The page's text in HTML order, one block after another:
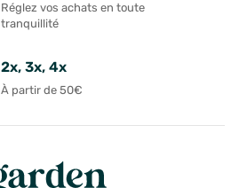
Réglez vos achats en toute
tranquillité
2x, 3x, 4x
À partir de 50€